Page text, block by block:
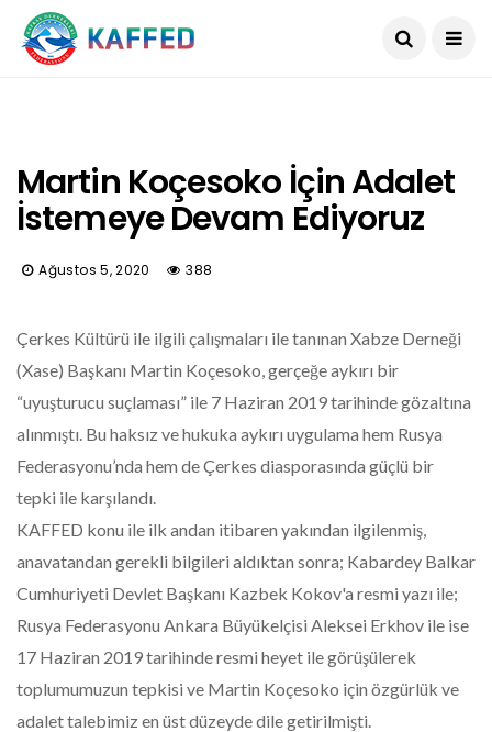
Martin Koçesoko İçin Adalet
İstemeye Devam Ediyoruz
Ağustos 5, 2020 388
Çerkes Kültürü ile ilgili çalışmaları ile tanınan Xabze Derneği
(Xase) Başkanı Martin Koçesoko, gerçeğe aykırı bir
“uyuşturucu suçlaması” ile 7 Haziran 2019 tarihinde gözaltına
alınmıştı. Bu haksız ve hukuka aykırı uygulama hem Rusya
Federasyonu’nda hem de Çerkes diasporasında güçlü bir
tepki ile karşılandı.
KAFFED konu ile ilk andan itibaren yakından ilgilenmiş,
anavatandan gerekli bilgileri aldıktan sonra; Kabardey Balkar
Cumhuriyeti Devlet Başkanı Kazbek Kokov'a resmi yazı ile;
Rusya Federasyonu Ankara Büyükelçisi Aleksei Erkhov ile ise
17 Haziran 2019 tarihinde resmi heyet ile görüşülerek
toplumumuzun tepkisi ve Martin Koçesoko için özgürlük ve
adalet talebimiz en üst düzeyde dile getirilmişti.